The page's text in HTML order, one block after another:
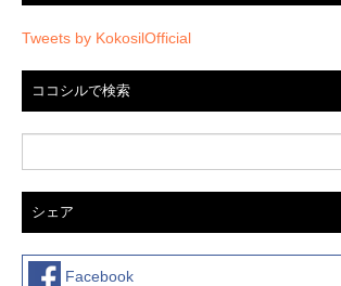
Tweets by KokosilOfficial
ココシルで検索
シェア
Facebook